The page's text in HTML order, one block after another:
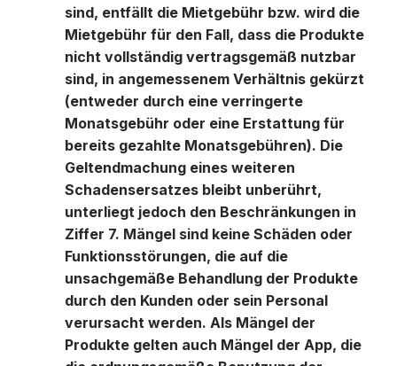
sind, entfällt die Mietgebühr bzw. wird die
Mietgebühr für den Fall, dass die Produkte
nicht vollständig vertragsgemäß nutzbar
sind, in angemessenem Verhältnis gekürzt
(entweder durch eine verringerte
Monatsgebühr oder eine Erstattung für
bereits gezahlte Monatsgebühren). Die
Geltendmachung eines weiteren
Schadensersatzes bleibt unberührt,
unterliegt jedoch den Beschränkungen in
Ziffer 7. Mängel sind keine Schäden oder
Funktionsstörungen, die auf die
unsachgemäße Behandlung der Produkte
durch den Kunden oder sein Personal
verursacht werden. Als Mängel der
Produkte gelten auch Mängel der App, die